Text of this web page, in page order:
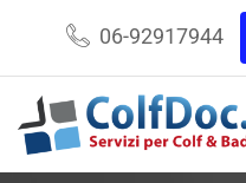
06-92917944